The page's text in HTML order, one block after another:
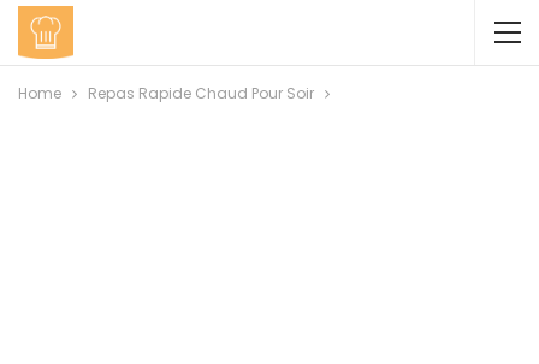
Home Repas Rapide Chaud Pour Soir